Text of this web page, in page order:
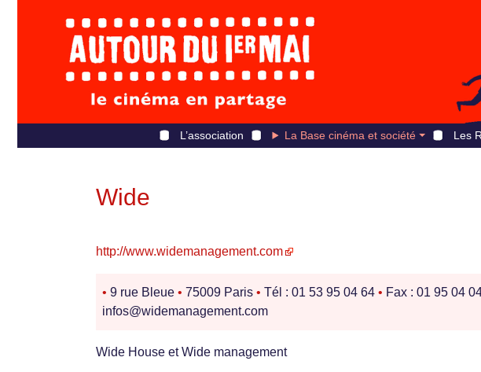
L’association La Base cinéma et société Les
Wide
http://www.widemanagement.com
• 9 rue Bleue • 75009 Paris • Tél : 01 53 95 04 64 • Fax : 01 95 04
infos@widemanagement.com
Wide House et Wide management